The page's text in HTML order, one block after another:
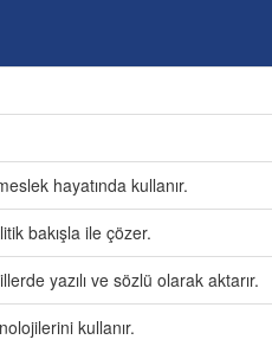
hayatında kullanır.
bakışla ile çözer.
yazılı ve sözlü olarak aktarır.
kullanır.